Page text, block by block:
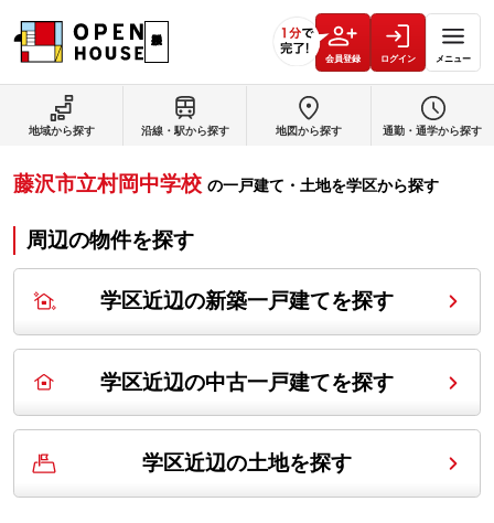
会員登録 ログイン メニュー
地域から探す 沿線・駅から探す 地図から探す 通勤・通学から探す
藤沢市立村岡中学校 の一戸建て・土地を学区から探す
周辺の物件を探す
学区近辺の新築一戸建てを探す
学区近辺の中古一戸建てを探す
学区近辺の土地を探す